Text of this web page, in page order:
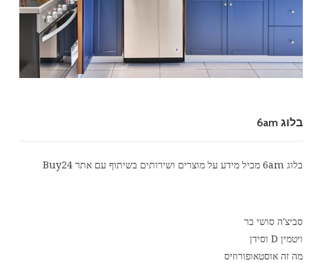
בלוג 6am
בלוג 6am מכיל מידע על מוצרים ושירותים בשיתוף עם אתר Buy24
סביצ'ה סושי בר
ויטמין D וסידן
מה זה אוסטאופורוזיס